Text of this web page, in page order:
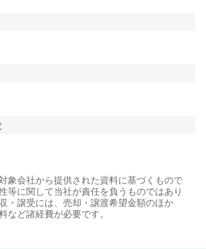
象会社から提供された資料に基づくもので
等に関して当社が責任を負うものではあり
・譲受には、売却・譲渡希望金額のほか
など諸経費が必要です。